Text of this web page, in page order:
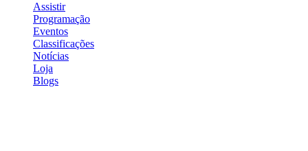
Assistir
Programação
Eventos
Classificações
Notícias
Loja
Blogs